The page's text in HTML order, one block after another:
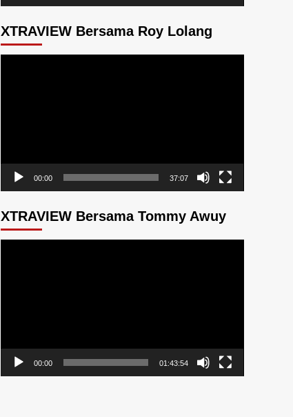
XTRAVIEW Bersama Roy Lolang
00:00 37:07
XTRAVIEW Bersama Tommy Awuy
00:00 01:43:54